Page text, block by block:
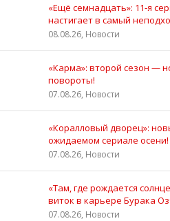
«Ещё семнадцать»: 11‑я
настигает в самый
08.08.26, Новости
«Карма»: второй сезон —
повороты!
07.08.26, Новости
«Коралловый дворец»:
ожидаемом сериале осени!
07.08.26, Новости
«Там, где рождается
виток в карьере Бурака
07.08.26, Новости